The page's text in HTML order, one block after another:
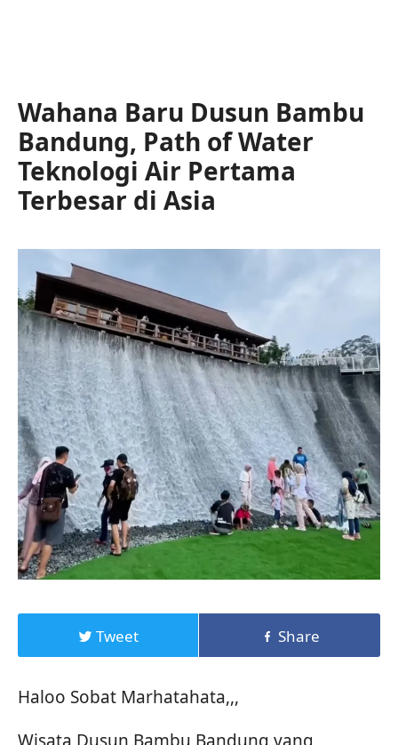
Wahana Baru Dusun Bambu
Bandung, Path of Water
Teknologi Air Pertama
Terbesar di Asia
Tweet Share
Haloo Sobat Marhatahata,,,